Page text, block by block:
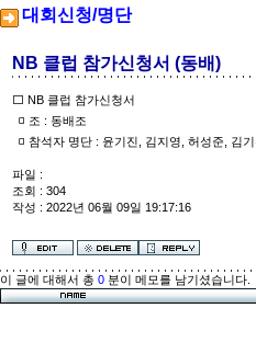
대회신청/명단
NB 클럽 참가신청서 (동배)
⬜ NB 클럽 참가신청서
◽ 조 : 동배조
◽ 참석자 명단 : 윤기진, 김지영, 허성준, 김
파일 :
조회 : 304
작성 : 2022년 06월 09일 19:17:16
이 글에 대해서 총 0 분이 메모를 남기셨습니다.